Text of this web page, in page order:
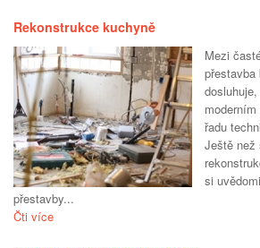
Rekonstrukce kuchyně
Mezi
řadu
Ještě než
si
přestavby...
Čti více